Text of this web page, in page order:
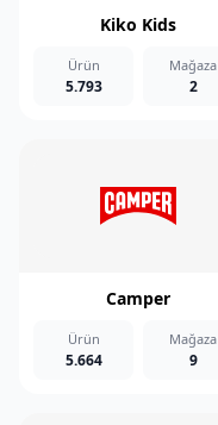
Kiko Kids
Ürün
5.793
Mağaza
2
Camper
Ürün
5.664
Mağaza
9